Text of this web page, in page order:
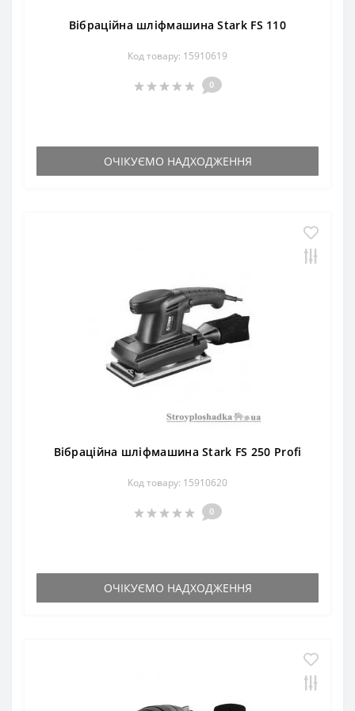
Вібраційна шліфмашина Stark FS 110
Код товару: 15910619
0
ОЧІКУЄМО НАДХОДЖЕННЯ
Вібраційна шліфмашина Stark FS 250 Profi
Код товару: 15910620
0
ОЧІКУЄМО НАДХОДЖЕННЯ